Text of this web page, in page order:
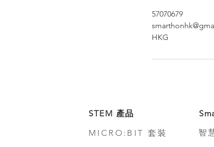
57070679
HKG
STEM 產品
MICRO:BIT 套裝
智